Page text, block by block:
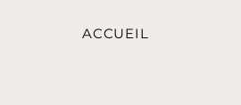
ACCUEIL